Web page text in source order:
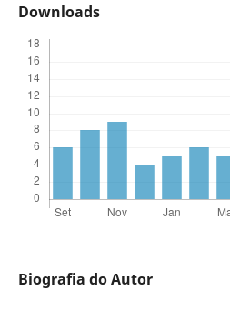
Downloads
Biografia do Autor